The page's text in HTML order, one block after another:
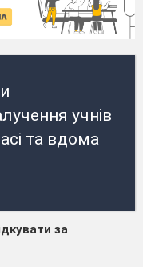
учнів
та вдома
за